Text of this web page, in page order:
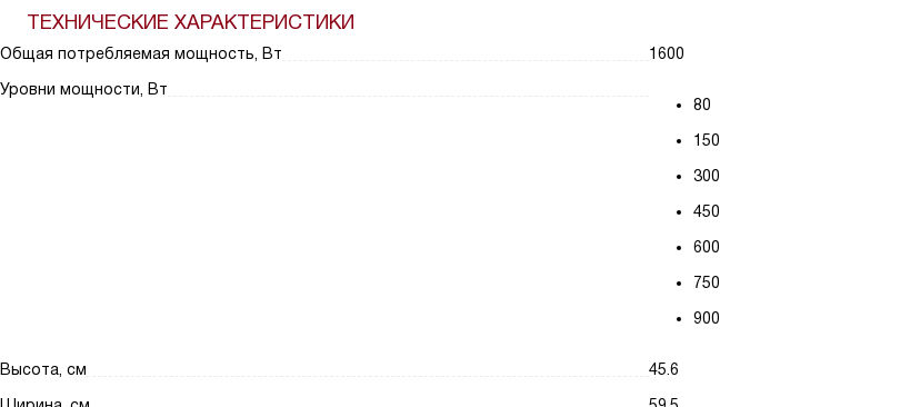
ТЕХНИЧЕСКИЕ ХАРАКТЕРИСТИКИ
Общая потребляемая мощность, Вт
1600
Уровни мощности, Вт
80
150
300
450
600
750
900
Высота, см
45.6